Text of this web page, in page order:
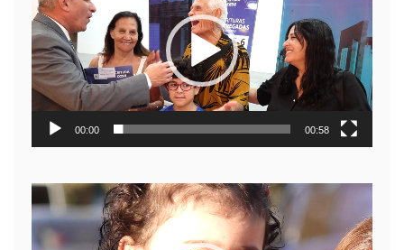
video
00:00 00:58
Reproductor
de
video